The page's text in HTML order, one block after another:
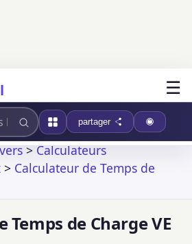
☰
partager
>Calculateurs
> Calculateur de Temps de
Temps de Charge VE